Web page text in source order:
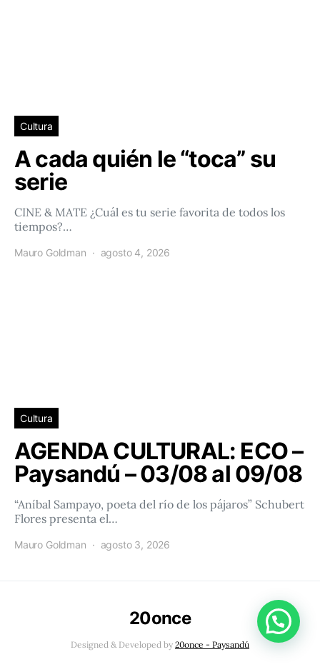
Cultura
A cada quién le “toca” su
serie
CINE & MATE ¿Cuál es tu serie favorita de todos los
tiempos?…
Mauro Goldman agosto 4, 2026
Cultura
AGENDA CULTURAL: ECO –
Paysandú – 03/08 al 09/08
“Aníbal Sampayo, poeta del río de los pájaros” Schubert
Flores presenta el…
Mauro Goldman agosto 3, 2026
20once
Designed & Developed by 20once - Paysandú